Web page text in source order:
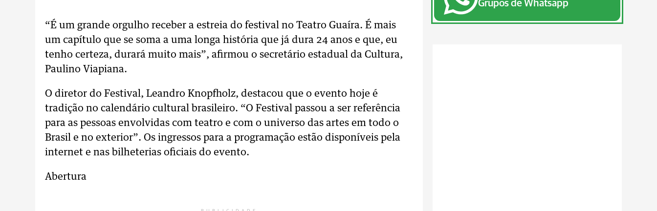
“É um grande orgulho receber a estreia do festival no Teatro Guaíra. É mais
um capítulo que se soma a uma longa história que já dura 24 anos e que, eu
tenho certeza, durará muito mais”, afirmou o secretário estadual da Cultura,
Paulino Viapiana.
O diretor do Festival, Leandro Knopfholz, destacou que o evento hoje é
tradição no calendário cultural brasileiro. “O Festival passou a ser referência
para as pessoas envolvidas com teatro e com o universo das artes em todo o
Brasil e no exterior”. Os ingressos para a programação estão disponíveis pela
internet e nas bilheterias oficiais do evento.
Abertura
Grupos de Whatsapp